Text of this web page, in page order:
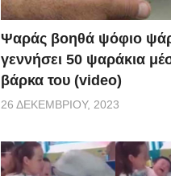
Ψαράς βοηθά ψόφιο
γεννήσει 50 ψαράκια
βάρκα του (video)
26 ΔΕΚΕΜΒΡΊΟΥ, 2023